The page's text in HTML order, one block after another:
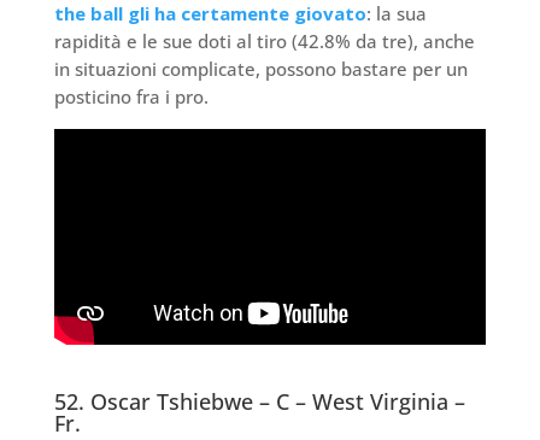
the ball gli ha certamente giovato: la sua
rapidità e le sue doti al tiro (42.8% da tre), anche
in situazioni complicate, possono bastare per un
posticino fra i pro.
52. Oscar Tshiebwe – C – West Virginia –
Fr.